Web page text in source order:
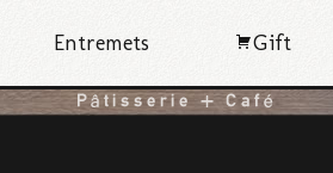
Entremets Gift